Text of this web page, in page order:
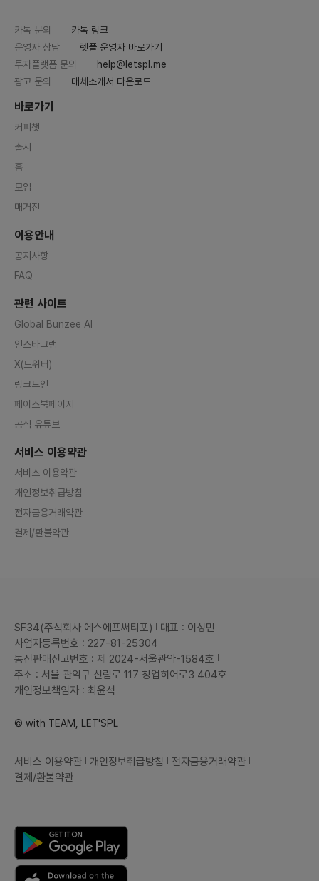
카톡 문의
카톡 링크
운영자 상담
렛플 운영자 바로가기
투자플랫폼 문의
help@letspl.me
광고 문의
매체소개서 다운로드
바로가기
커피챗
출시
홈
모임
매거진
이용안내
공지사항
FAQ
관련 사이트
Global Bunzee AI
인스타그램
X(트위터)
링크드인
페이스북페이지
공식 유튜브
서비스 이용약관
서비스 이용약관
개인정보취급방침
전자금융거래약관
결제/환불약관
SF34(주식회사 에스에프써티포)
대표 : 이성민
사업자등록번호 : 227-81-25304
통신판매신고번호 : 제 2024-서울관악-1584호
주소 : 서울 관악구 신림로 117 창업히어로3 404호
개인정보책임자 : 최윤석
© with TEAM, LET'SPL
서비스 이용약관 개인정보취급방침
전자금융거래약관
결제/환불약관